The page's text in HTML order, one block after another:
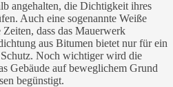
angehalten, die Dichtigkeit ihres
Auch eine sogenannte Weiße
dass das Mauerwerk
aus Bitumen bietet nur für ein
Schutz. Noch wichtiger wird die
Gebäude auf beweglichem Grund
begünstigt.